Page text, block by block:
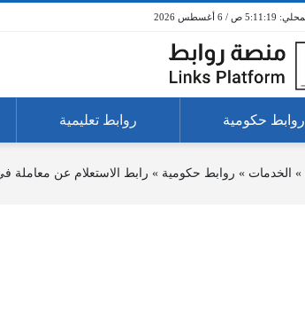
5:11:19 ص / 6 أغسطس 2026
روابط حكومية روابط تعليمية
» الخدمات » روابط حكومية » رابط الاستعلام عن معاملة